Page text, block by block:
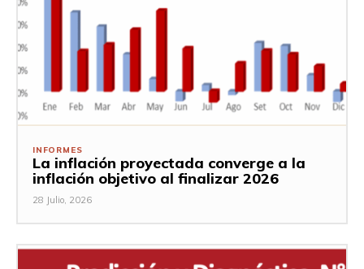
INFORMES
La inflación proyectada converge a la
inflación objetivo al finalizar 2026
28 Julio, 2026